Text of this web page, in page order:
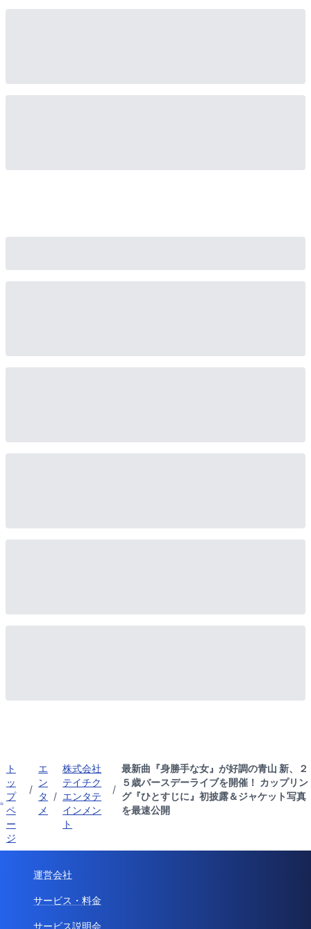
ト
ッ
プ
ペ
ー
ジ
/
エ
ン
タ
メ
/
株式会社
テイチク
エンタテ
インメン
ト
/
最新曲『身勝手な女』が好調の青山 新、２
５歳バースデーライブを開催！ カップリン
グ『ひとすじに』初披露＆ジャケット写真
を最速公開
運営会社
サービス・料金
サービス説明会